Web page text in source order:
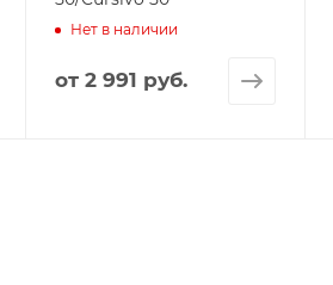
Нет в наличии
от 2 991 руб.